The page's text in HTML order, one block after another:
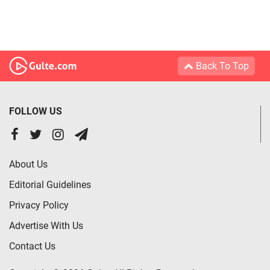
Back To Top
FOLLOW US
About Us
Editorial Guidelines
Privacy Policy
Advertise With Us
Contact Us